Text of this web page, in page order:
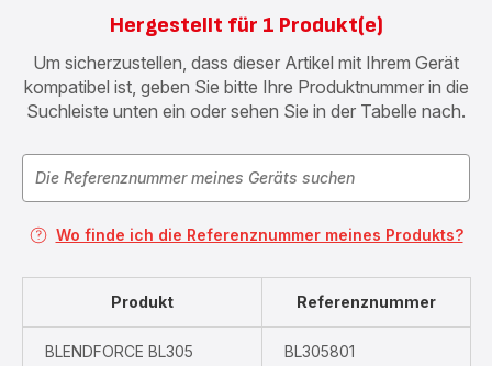
Hergestellt für 1 Produkt(e)
Um sicherzustellen, dass dieser Artikel mit Ihrem Gerät
kompatibel ist, geben Sie bitte Ihre Produktnummer in die
Suchleiste unten ein oder sehen Sie in der Tabelle nach.
Wo finde ich die Referenznummer meines Produkts?
Produkt Referenznummer
BLENDFORCE BL305 BL305801